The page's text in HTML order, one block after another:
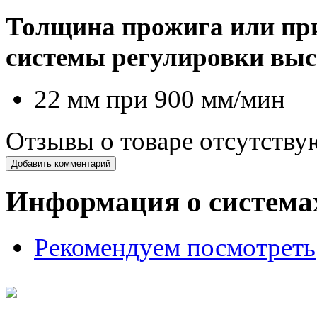
Толщина прожига или
системы регулировки
22 мм при 900 мм/мин
Отзывы о товаре
Добавить комментарий
Информация о
Рекомендуем посмотреть